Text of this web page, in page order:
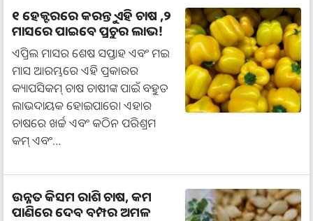
୧ ହେକ୍ଟରରେ କରନ୍ତୁ ଏହି ଚାଷ ,୨
ମାସରେ ପାଇବେ ପ୍ରଚୁର ଲାଭ!
ଏପ୍ରିଲ ମାସର ଶେଷ ସପ୍ତାହ ଏବଂ ମଇ
ମାସ ଆରମ୍ଭରେ ଏହି ପ୍ରକାରର
କ୍ୟାପସିକମ୍ ଚାଷ ଚାଷୀଙ୍କ ପାଇଁ ବହୁତ
ଲାଭଦାୟକ ହୋଇପାରେ। ଏହାର
ଚାଷରେ ଖର୍ଚ୍ଚ ଏବଂ କଠିନ ପରିଶ୍ରମ
କମ୍ ଏବଂ…
ଉନ୍ନତ କିସମ ରାଶି ଚାଷ, କମ
ପାଣିରେ ଦେବ ବମ୍ପର ଅମଳ